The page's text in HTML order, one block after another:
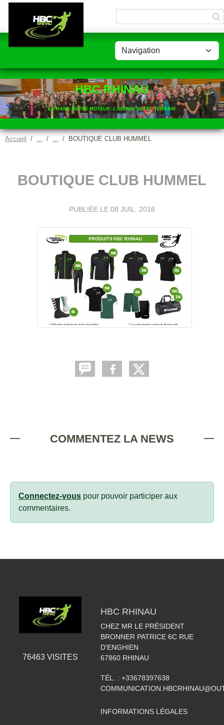
HBC RHINAU
LE HAND NOTRE MOTEUR, L'AVENIR NOTRE TERRAIN
Accueil BOUTIQUE CLUB HUMMEL
BOUTIQUE CLUB HUMMEL
PUBLIÉE LE 08 JUIL. 2018
COMMENTEZ LA NEWS
Connectez-vous pour pouvoir participer aux
commentaires.
76463VISITES
HBC RHINAU
CHEZ MR LE PRÉSIDENT
BRONNER PATRICE 6C RUE
D'ENGHIEN
67860 RHINAU
TÉL. : +33678397638
INFORMATIONS LÉGALES